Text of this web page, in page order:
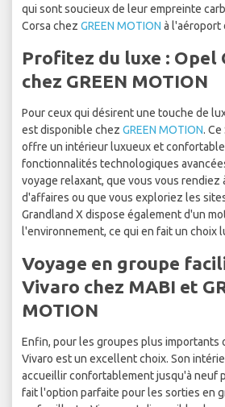
qui sont soucieux de leur empreinte
Corsa chez GREEN MOTION à l'aéroport
Profitez du luxe : Opel
chez GREEN MOTION
Pour ceux qui désirent une touche de
est disponible chez GREEN MOTION. Ce
offre un intérieur luxueux et confortable
fonctionnalités technologiques
voyage relaxant, que vous vous rendiez
d'affaires ou que vous exploriez les
Grandland X dispose également d'un
l'environnement, ce qui en fait un choix
Voyage en groupe
Vivaro chez MABI et
MOTION
Enfin, pour les groupes plus importants
Vivaro est un excellent choix. Son
accueillir confortablement jusqu'à neuf
fait l'option parfaite pour les sorties en